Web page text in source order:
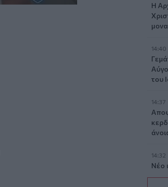
Η
14:40
του
14:37
14:32
Νέο